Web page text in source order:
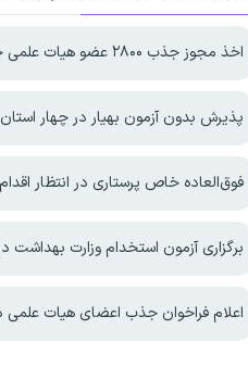
اخذ مجوز جذب ۲۸۰۰ عضو هیات علمی جدید برای دانشگاه‌های علوم پزشکی
پذیرش بدون آزمون بهیار در چهار استان
فوق‌العاده خاص پرستاری در انتظار
برگزاری آزمون استخدام وزارت بهداشت
اعلام فراخوان جذب اعضای هیات علمی